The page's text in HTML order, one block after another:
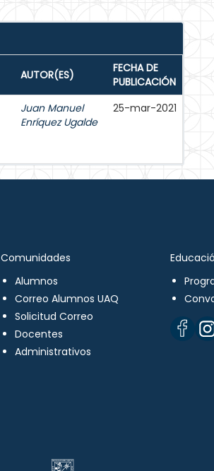
AUTOR(ES)
FECHA DE
PUBLICACIÓN
Juan Manuel
Enríquez Ugalde
25-mar-2021
Comunidades
Alumnos
Correo Alumnos UAQ
Solicitud Correo
Docentes
Administrativos